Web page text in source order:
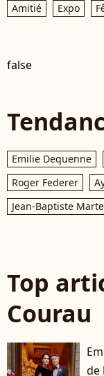
Amitié Expo
false
Emilie Dequenne
Roger Federer
Jean-Baptiste
Top
Courau
de